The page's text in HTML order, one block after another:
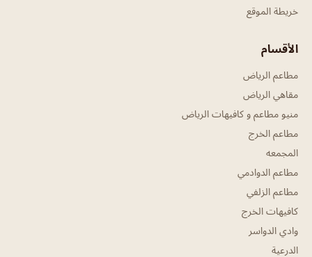
خريطة الموقع
الأقسام
مطاعم الرياض
مقاهي الرياض
منيو مطاعم و كافيهات الرياض
مطاعم الخرج
المجمعه
مطاعم الدوادمي
مطاعم الزلفي
كافيهات الخرج
وادي الدواسر
الدرعية